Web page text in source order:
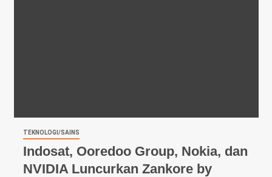
TEKNOLOGI/SAINS
Indosat, Ooredoo Group, Nokia, dan
NVIDIA Luncurkan Zankore by